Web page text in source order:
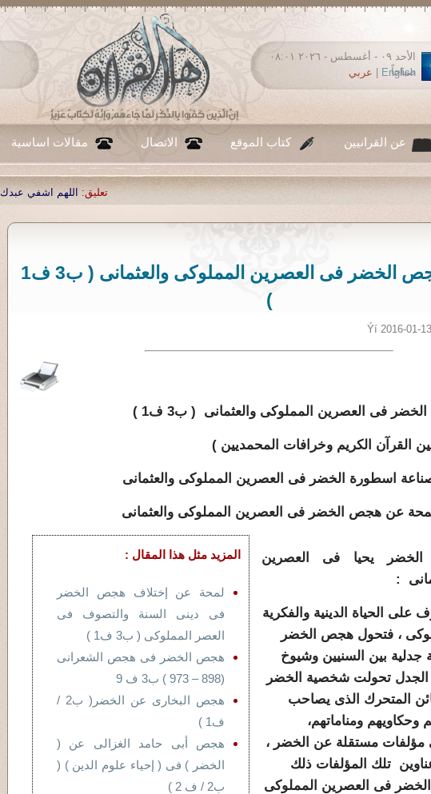
الأحد ٠٩ - أغسطس - ٢٠٢٦ ٠٨:٠١
صباحاً
English عربي
عن القرانيين كتاب الموقع الاتصال مقالات اساسية
اللهم اشفي عبدك احمد صبحي منصور|تعليق: ...
لمحة عن هجص الخضر فى العصرين المملوكى والعثمانى ( ب3 ف1
)
Ýí 2016-01-13
فى العصرين المملوكى والعثمانى ( ب3 ف1 )
القرآن الكريم وخرافات المحمديين )
صناعة اسطورة الخضر فى العصرين المملوكى والعثمانى
عن هجص الخضر فى العصرين المملوكى والعثمانى
المزيد مثل هذا المقال :
لمحة عن إختلاف هجص الخضر
فى دينى السنة والتصوف فى
العصر المملوكى ( ب3 ف1 )
هجص الخضر فى هجص الشعرانى
(898 – 973 ) ب3 ف 9
هجص البخارى عن الخضر( ب2 /
ف1 )
هجص أبى حامد الغزالى عن (
الخضر ) فى ( إحياء علوم الدين ) (
ب2 / ف 2 )
يحيا فى العصرين
:
على الحياة الدينية والفكرية
، فتحول هجص الخضر
جدلية بين السنيين وشيوخ
الجدل تحولت شخصية الخضر
المتحرك الذى يصاحب
وحكاويهم ومناماتهم،
مستقلة عن الخضر ،
تلك المؤلفات ذلك
فى العصرين المملوكى